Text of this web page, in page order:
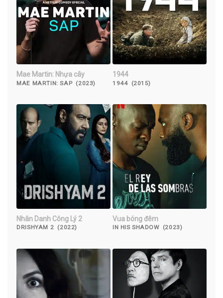
Mae Martin: Nhựa cây
MAE MARTIN: SAP (2023)
1944
1944 (2015)
Nhân Danh Công Lý 2
DRISHYAM 2 (2022)
Vua bóng đêm
IN HIS SHADOW (2023)